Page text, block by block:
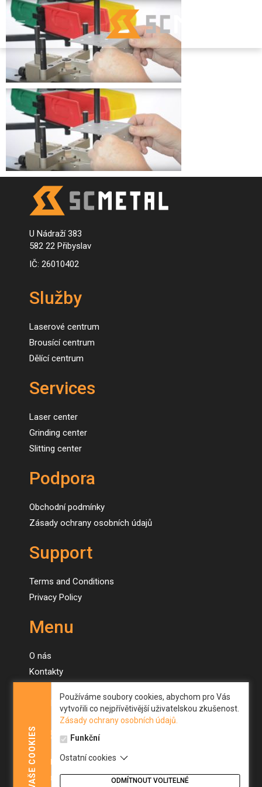
VAŠE
COOKIES
Používáme soubory cookies, abychom pro Vás
vytvořili co nejpřívětivější uživatelskou zkušenost.
Zásady ochrany osobních údajů.
Funkční
Ostatní cookies
ODMÍTNOUT VOLITELNÉ
U Nádraží 383
582 22 Přibyslav
IČ: 26010402
Služby
Laserové centrum
Brousící centrum
Dělící centrum
Services
Laser center
Grinding center
Slitting center
Podpora
Obchodní podmínky
Zásady ochrany osobních údajů
Support
Terms and Conditions
Privacy Policy
Menu
O nás
Kontakty
Menu
About us
Contacts